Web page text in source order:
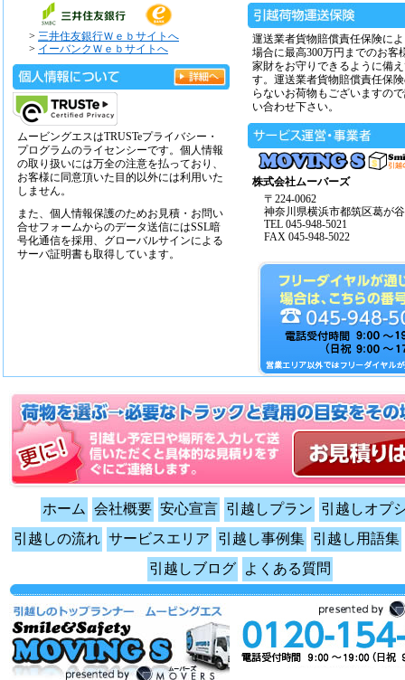
> 三井住友銀行Ｗｅｂサイトへ
> イーバンクＷｅｂサイトへ
ムービングエスはTRUSTeプライバシー・
プログラムのライセンシーです。個人情報
の取り扱いには万全の注意を払っており、
お客様に同意頂いた目的以外には利用いた
しません。
また、個人情報保護のためお見積・お問い
合せフォームからのデータ送信にはSSL暗
号化通信を採用、グローバルサインによる
サーバ証明書も取得しています。
運送業者貨物賠償責任保険に
場合に最高300万円までのお客
家財をお守りできるように備
す。運送業者貨物賠償責任保
らないお荷物もございますの
い合わせ下さい。
株式会社ムーバーズ
〒224-0062
神奈川県横浜市都筑区葛が
TEL 045-948-5021
FAX 045-948-5022
ホーム 会社概要 安心宣言 引越しプラン
引越しオプ
引越しの流れ サービスエリア 引越し事例集 引越し用語集
引越しブログ
よくある質問